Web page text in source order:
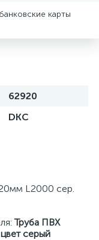
карты
62920
DKC
L2000 сер.
Труба ПВХ
серый